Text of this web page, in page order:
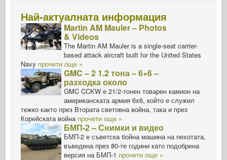
Най-актуалната информация
Martin AM Mauler – Photos
& Videos
The Martin AM Mauler is a single-seat carrier-
based attack aircraft built for the United States
Navy прочети още »
GMC – 2 1.2 тона – 6×6 –
разходка около
GMC CCKW е 21/2-тонен товарен камион на
американската армия 6x6, който е служил
тежко както през Втората световна война, така и през
Корейската война прочети още »
БМП-2 – Снимки и видео
БМП-2 е съветска бойна машина на пехотата,
въведена през 80-те години като подобрена
версия на БМП-1 прочети още »